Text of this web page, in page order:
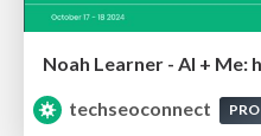
techseoconnect
PRO